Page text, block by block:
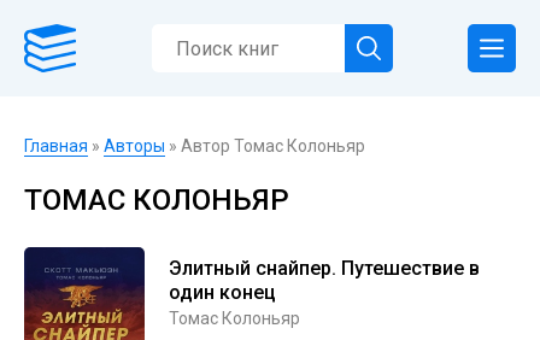
Главная » Авторы » Автор Томас Колоньяр
ТОМАС КОЛОНЬЯР
Элитный снайпер. Путешествие в
один конец
Томас Колоньяр